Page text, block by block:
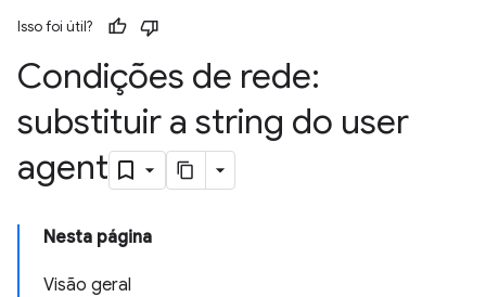
Isso foi útil?
Condições de rede:
substituir a string do user
agent
Nesta página
Visão geral